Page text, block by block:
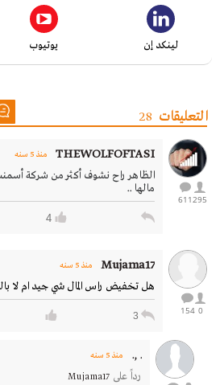
يوتيوب لينكد إن
التعليقات 28
295
611
THEWOLFOFTASI منذ 5 سنه
الظاهر راح نشوف أكثر من شركة
مالها ..
4
0
154
Mujama17 منذ 5 سنه
هل تخفيض راس المال شي جيد ام لا
3
. ,. منذ 5 سنه
رداً على Mujama17